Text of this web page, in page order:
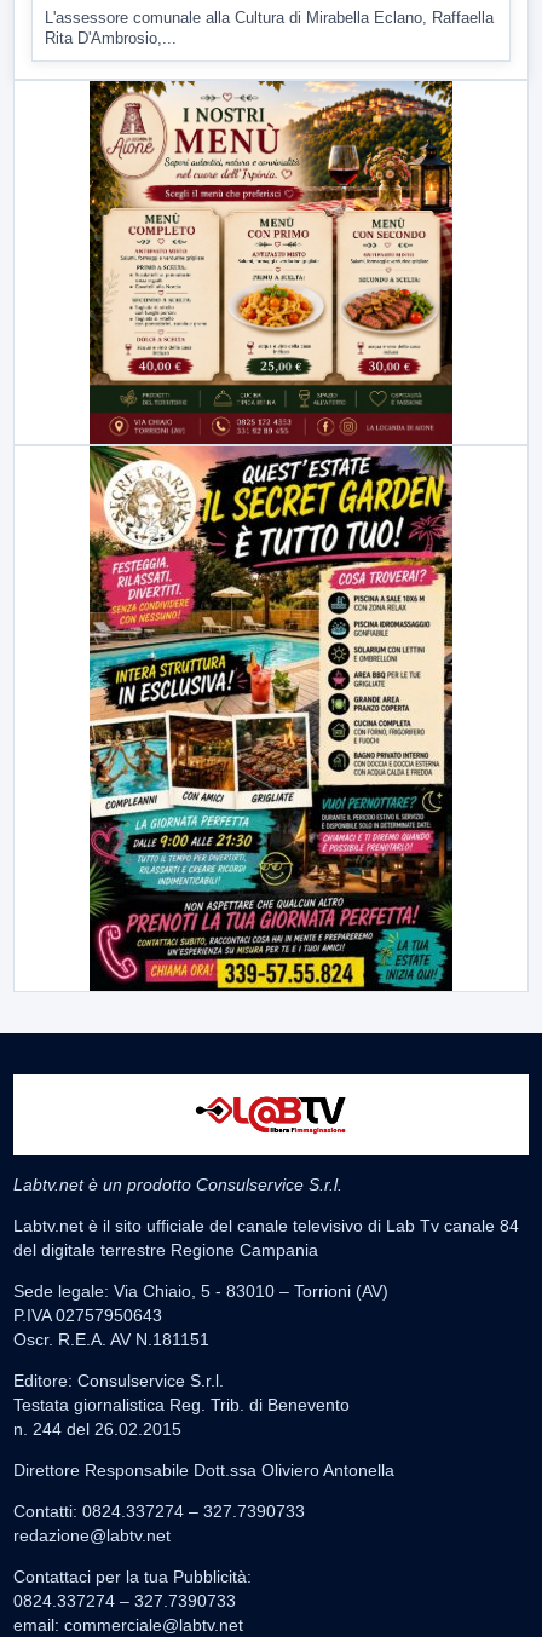
L'assessore comunale alla Cultura di Mirabella Eclano, Raffaella
Rita D'Ambrosio,...
Labtv.net è un prodotto Consulservice S.r.l.
Labtv.net è il sito ufficiale del canale televisivo di Lab Tv canale 84
del digitale terrestre Regione Campania
Sede legale: Via Chiaio, 5 - 83010 – Torrioni (AV)
P.IVA 02757950643
Oscr. R.E.A. AV N.181151
Editore: Consulservice S.r.l.
Testata giornalistica Reg. Trib. di Benevento
n. 244 del 26.02.2015
Direttore Responsabile Dott.ssa Oliviero Antonella
Contatti: 0824.337274 – 327.7390733
redazione@labtv.net
Contattaci per la tua Pubblicità:
0824.337274 – 327.7390733
email: commerciale@labtv.net